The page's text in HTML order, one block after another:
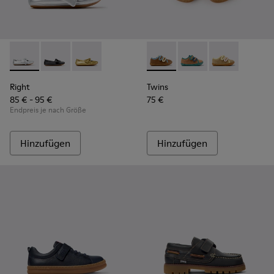
Right - K800702-002 - Graue Lederballerinas für Kinder.
Right - K800702-006
Right - K800702-004
Right
85 € - 95 €
Endpreis je nach Größe
Hinzufügen
Twins - K800666-008 -
Twins - K800666-
Twins -
Twins
75 €
Hinzufügen